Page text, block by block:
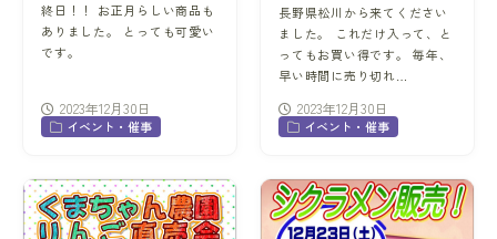
終日！！ お正月らしい商品も
ありました。 とっても可愛い
です。
2023年12月30日
イベント・催事
長野県松川から来てください
ました。 これだけ入って、と
ってもお買い得です。 毎年、
早い時間に売り切れ…
2023年12月30日
イベント・催事